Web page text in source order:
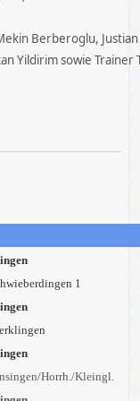
Berberoglu, Justian
Yildirim sowie Trainer
1
Horrh./Kleingl.